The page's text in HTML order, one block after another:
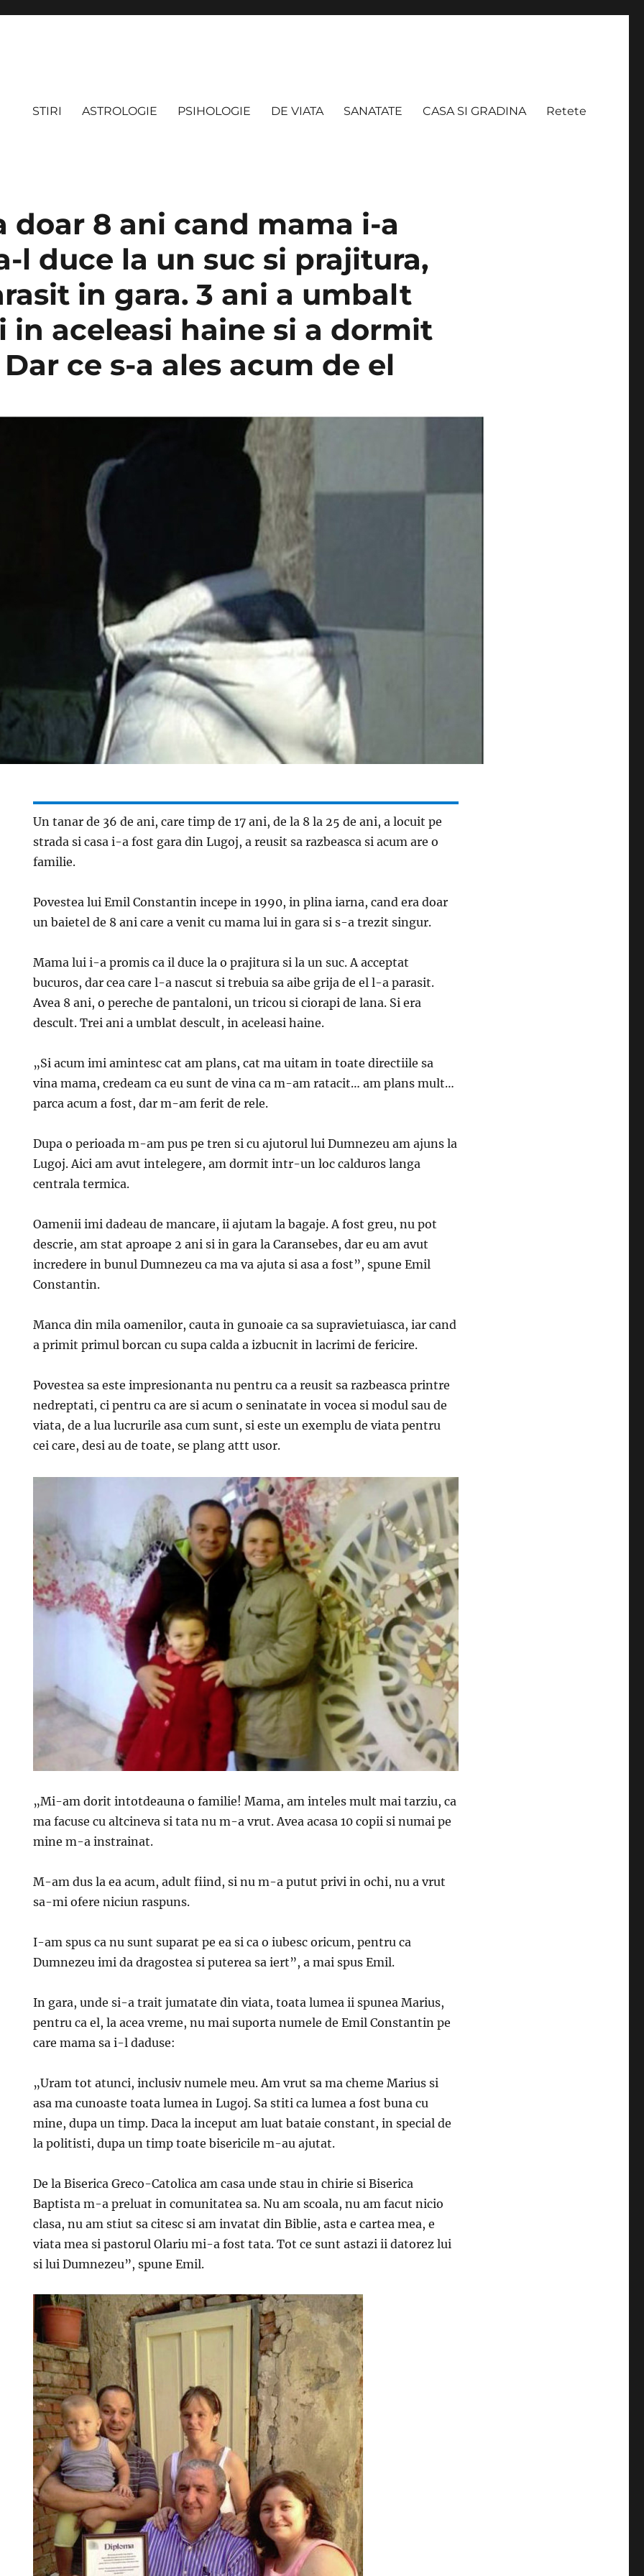
STIRI ASTROLOGIE PSIHOLOGIE DE VIATA SANATATE CASA SI GRADINA Retete
doar 8 ani cand mama i-a
l duce la un suc si prajitura,
in gara. 3 ani a umbalt
in aceleasi haine si a dormit
ce s-a ales acum de el
Un tanar de 36 de ani, care timp de 17 ani, de la 8 la 25 de ani, a locuit pe
strada si casa i-a fost gara din Lugoj, a reusit sa razbeasca si acum are o
familie.
Povestea lui Emil Constantin incepe in 1990, in plina iarna, cand era doar
un baietel de 8 ani care a venit cu mama lui in gara si s-a trezit singur.
Mama lui i-a promis ca il duce la o prajitura si la un suc. A acceptat
bucuros, dar cea care l-a nascut si trebuia sa aibe grija de el l-a parasit.
Avea 8 ani, o pereche de pantaloni, un tricou si ciorapi de lana. Si era
descult. Trei ani a umblat descult, in aceleasi haine.
„Si acum imi amintesc cat am plans, cat ma uitam in toate directiile sa
vina mama, credeam ca eu sunt de vina ca m-am ratacit… am plans mult…
parca acum a fost, dar m-am ferit de rele.
Dupa o perioada m-am pus pe tren si cu ajutorul lui Dumnezeu am ajuns la
Lugoj. Aici am avut intelegere, am dormit intr-un loc calduros langa
centrala termica.
Oamenii imi dadeau de mancare, ii ajutam la bagaje. A fost greu, nu pot
descrie, am stat aproape 2 ani si in gara la Caransebes, dar eu am avut
incredere in bunul Dumnezeu ca ma va ajuta si asa a fost”, spune Emil
Constantin.
Manca din mila oamenilor, cauta in gunoaie ca sa supravietuiasca, iar cand
a primit primul borcan cu supa calda a izbucnit in lacrimi de fericire.
Povestea sa este impresionanta nu pentru ca a reusit sa razbeasca printre
nedreptati, ci pentru ca are si acum o seninatate in vocea si modul sau de
viata, de a lua lucrurile asa cum sunt, si este un exemplu de viata pentru
cei care, desi au de toate, se plang attt usor.
„Mi-am dorit intotdeauna o familie! Mama, am inteles mult mai tarziu, ca
ma facuse cu altcineva si tata nu m-a vrut. Avea acasa 10 copii si numai pe
mine m-a instrainat.
M-am dus la ea acum, adult fiind, si nu m-a putut privi in ochi, nu a vrut
sa-mi ofere niciun raspuns.
I-am spus ca nu sunt suparat pe ea si ca o iubesc oricum, pentru ca
Dumnezeu imi da dragostea si puterea sa iert”, a mai spus Emil.
In gara, unde si-a trait jumatate din viata, toata lumea ii spunea Marius,
pentru ca el, la acea vreme, nu mai suporta numele de Emil Constantin pe
care mama sa i-l daduse:
„Uram tot atunci, inclusiv numele meu. Am vrut sa ma cheme Marius si
asa ma cunoaste toata lumea in Lugoj. Sa stiti ca lumea a fost buna cu
mine, dupa un timp. Daca la inceput am luat bataie constant, in special de
la politisti, dupa un timp toate bisericile m-au ajutat.
De la Biserica Greco-Catolica am casa unde stau in chirie si Biserica
Baptista m-a preluat in comunitatea sa. Nu am scoala, nu am facut nicio
clasa, nu am stiut sa citesc si am invatat din Biblie, asta e cartea mea, e
viata mea si pastorul Olariu mi-a fost tata. Tot ce sunt astazi ii datorez lui
si lui Dumnezeu”, spune Emil.